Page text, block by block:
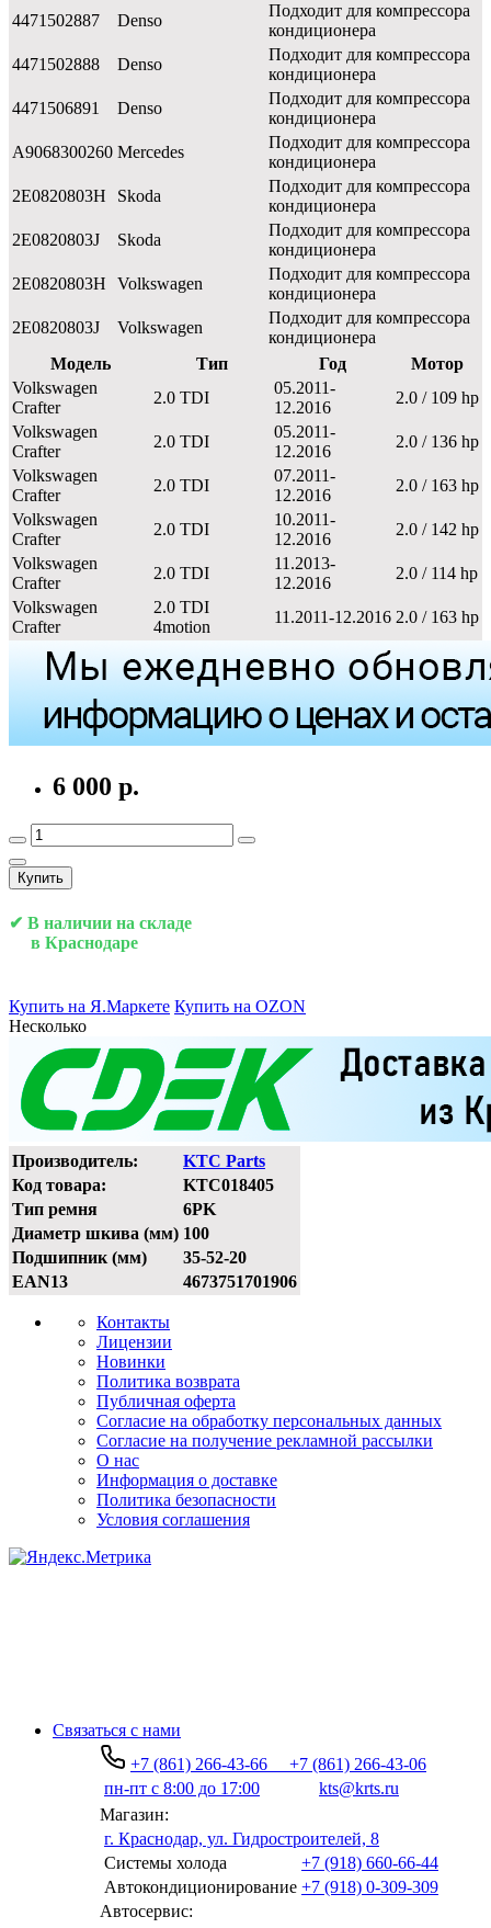
4471502887
Denso
Подходит для компрессора
кондиционера
4471502888
Denso
Подходит для компрессора
кондиционера
4471506891
Denso
Подходит для компрессора
кондиционера
A9068300260 Mercedes
Подходит для компрессора
кондиционера
2E0820803H
Skoda
Подходит для компрессора
кондиционера
2E0820803J
Skoda
Подходит для компрессора
кондиционера
2E0820803H
Volkswagen
Подходит для компрессора
кондиционера
2E0820803J
Volkswagen
Подходит для компрессора
кондиционера
Модель
Тип Год
Мотор
Volkswagen
Crafter
2.0 TDI
05.2011-
12.2016
2.0 / 109 hp
Volkswagen
Crafter
2.0 TDI
05.2011-
12.2016
2.0 / 136 hp
Volkswagen
Crafter
2.0 TDI
07.2011-
12.2016
2.0 / 163 hp
Volkswagen
Crafter
2.0 TDI
10.2011-
12.2016
2.0 / 142 hp
Volkswagen
Crafter
2.0 TDI
11.2013-
12.2016
2.0 / 114 hp
Volkswagen
Crafter
2.0 TDI
4motion
11.2011-12.2016 2.0 / 163 hp
6 000 р.
Купить
✔ В наличии на складе
в Краснодаре
Купить на Я.Маркете Купить на OZON
Несколько
Производитель:
KTC Parts
Код товара:
KTC018405
Тип ремня
6PK
Диаметр шкива (мм) 100
Подшипник (мм)
35-52-20
EAN13
4673751701906
Контакты
Лицензии
Новинки
Политика возврата
Публичная оферта
Согласие на обработку персональных данных
Согласие на получение рекламной рассылки
О нас
Информация о доставке
Политика безопасности
Условия соглашения
Связаться с нами
+7 (861) 266-43-66
+7 (861) 266-43-06
пн-пт с 8:00 до 17:00
kts@krts.ru
Магазин:
г. Краснодар, ул. Гидростроителей, 8
Системы холода
+7 (918) 660-66-44
Автокондиционирование +7 (918) 0-309-309
Автосервис: